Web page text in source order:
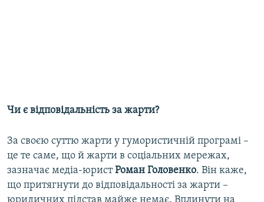
Чи є відповідальність за жарти?
За своєю суттю жарти у гумористичній програмі –
це те саме, що й жарти в соціальних мережах,
зазначає медіа-юристРоман Головенко. Він каже,
що притягнути до відповідальності за жарти –